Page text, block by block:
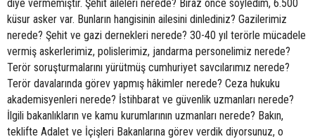
diye vermemiştir. Şehit aileleri nerede? Biraz önce söyledim, 6.500
küsur asker var. Bunların hangisinin ailesini dinlediniz? Gazilerimiz
nerede? Şehit ve gazi dernekleri nerede? 30-40 yıl terörle mücadele
vermiş askerlerimiz, polislerimiz, jandarma personelimiz nerede?
Terör soruşturmalarını yürütmüş cumhuriyet savcılarımız nerede?
Terör davalarında görev yapmış hâkimler nerede? Ceza hukuku
akademisyenleri nerede? İstihbarat ve güvenlik uzmanları nerede?
İlgili bakanlıkların ve kamu kurumlarının uzmanları nerede? Bakın,
teklifte Adalet ve İçişleri Bakanlarına görev verdik diyorsunuz, o